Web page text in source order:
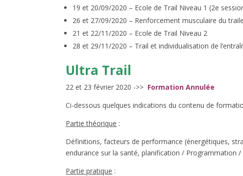
19 et 20/09/2020 – Ecole de Trail Niveau 1 (2e
26 et 27/09/2020 – Renforcement musculaire du
21 et 22/11/2020 – Ecole de Trail Niveau 2
28 et 29/11/2020 – Trail et individualisation de
Ultra Trail
22 et 23 février 2020 ->> Formation Annulée
Ci-dessous quelques indications du contenu de
Partie théorique :
Définitions, facteurs de performance (énergétiques,
endurance sur la santé, planification / Programmation
Partie pratique :